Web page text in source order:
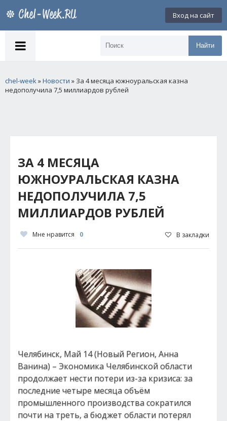
Вход на сайт
Найти
chel-week»Новости » За 4 месяца южноуральская казна
недополучила 7,5 миллиардов рублей
ЗА 4 МЕСЯЦА
ЮЖНОУРАЛЬСКАЯ КАЗНА
НЕДОПОЛУЧИЛА 7,5
МИЛЛИАРДОВ РУБЛЕЙ
Мне нравится 0 В закладки
Челябинск, Май 14 (Новый Регион, Анна
Ванина) – Экономика Челябинской области
продолжает нести потери из-за кризиса: за
последние четыре месяца объём
промышленного производства сократился
почти на треть, а бюджет области потерял